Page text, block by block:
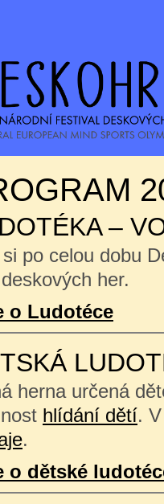
–
po celou dobu
her.
o Ludotéce
herna určená
hlídání dětí.
.
o dětské